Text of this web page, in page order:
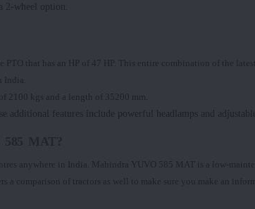
2-wheel option.
that has an HP of 47 HP. This entire combination of the
2100 kgs and a length of 35200 mm.
features include powerful headlamps and
anywhere in India. Mahindra YUVO 585 MAT is a low-
comparison of tractors as well to make sure you make an